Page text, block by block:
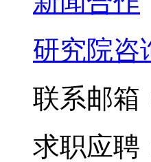
研究院咨
联系邮箱
求职应聘